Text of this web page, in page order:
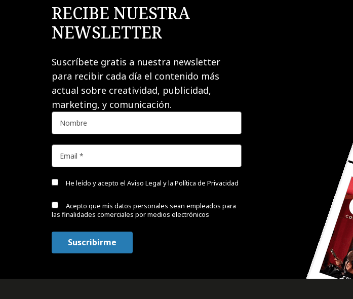
RECIBE NUESTRA
NEWSLETTER
Suscríbete gratis a nuestra newsletter
para recibir cada día el contenido más
actual sobre creatividad, publicidad,
marketing, y comunicación.
He leído y acepto el Aviso Legal y la Política de Privacidad
Acepto que mis datos personales sean empleados para
las finalidades comerciales por medios electrónicos